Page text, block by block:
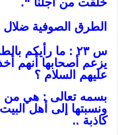
الطرق الصوفية ضلال
س ٢٣ : ما رأيكم
يزعم أصحابها أنهم
عليهم السلام ؟
بسمه تعالى : هي من
ونسبتها إلى أهل
كاذبة ..